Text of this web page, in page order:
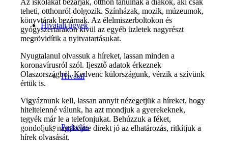
Hivatali ügyek
Hivatal
Parkolás
teheti, otthonról dolgozik. Színházak, mozik, múzeumok,
könyvtárak bezárnak. Az élelmiszerboltokon és
gyógyszertárakon kívül az egyéb üzletek nagyrészt
megrövidítik a nyitvatartásukat.
Nyugtalanul olvassuk a híreket, lassan minden a
koronavírusról szól. Ijesztő adatok érkeznek
Olaszországból. Kedvenc külországunk, vérzik a szívünk
értük is.
Vigyáznunk kell, lassan annyit nézegetjük a híreket, hogy
hiteltelenné válunk, ha azt mondjuk a gyerekeknek,
tegyék már le a telefonjukat. Behúzzuk a féket,
gondoljuk, nagyböjtre direkt jó az elhatározás, ritkítjuk a
hírek olvasását.